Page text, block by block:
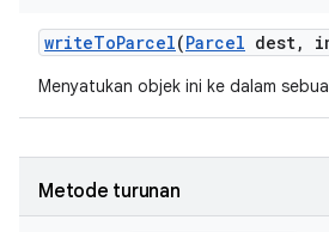
writeToParcel(Parcel dest,
Menyatukan objek ini ke dalam
Metode turunan